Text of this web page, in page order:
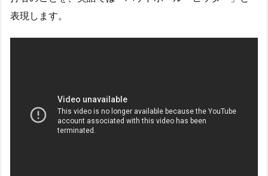
表現します。